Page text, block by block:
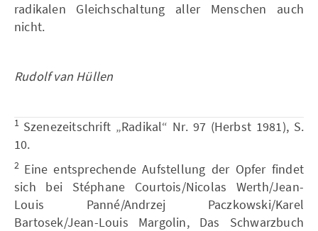
radikalen Gleichschaltung aller Menschen auch
nicht.
Rudolf van Hüllen
1 Szenezeitschrift „Radikal“ Nr. 97 (Herbst 1981), S.
10.
2 Eine entsprechende Aufstellung der Opfer findet
sich bei Stéphane Courtois/Nicolas Werth/Jean-
Louis Panné/Andrzej Paczkowski/Karel
Bartosek/Jean-Louis Margolin, Das Schwarzbuch